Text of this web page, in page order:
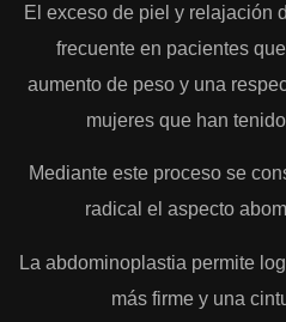
El exceso de piel y relajación
frecuente en pacientes
aumento de peso y una
mujeres que han
Mediante este proceso se
radical el aspecto
La abdominoplastia permite
más firme y una